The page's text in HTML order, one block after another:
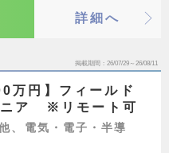
詳細へ
掲載期間 26/07/29～26/08/11
万円】フィールド
ニア ※リモート可
、電気・電子・半導